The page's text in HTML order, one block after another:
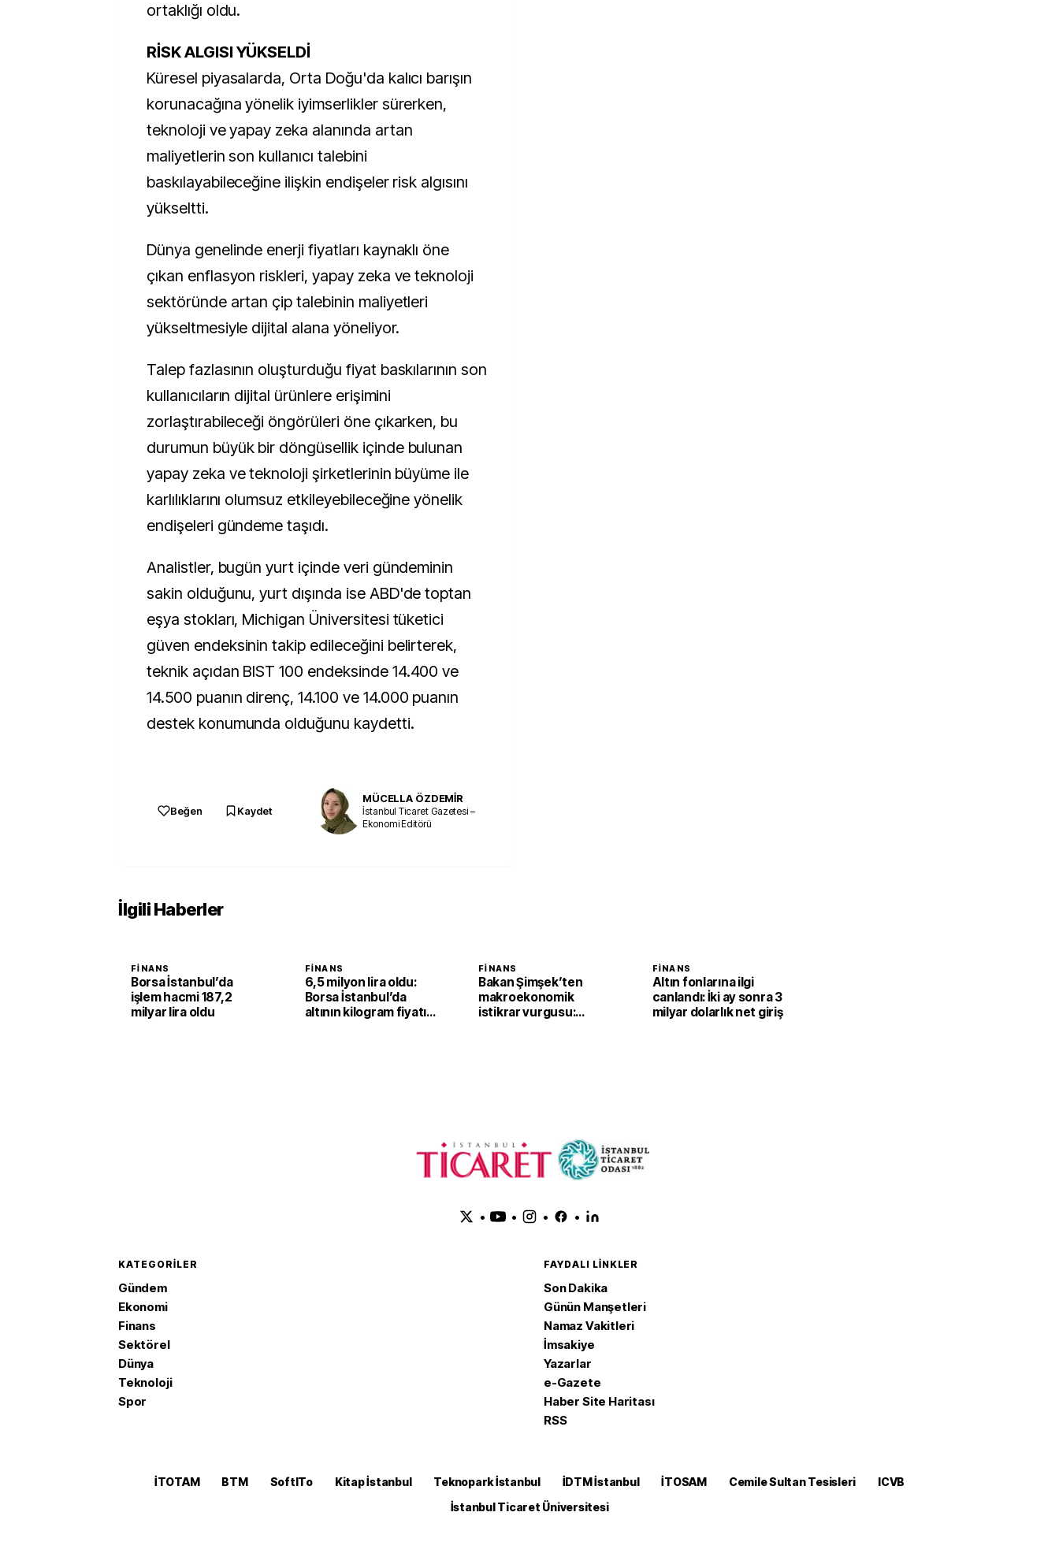
ortaklığı oldu.
RİSK ALGISI YÜKSELDİ
Küresel piyasalarda, Orta Doğu'da kalıcı barışın
korunacağına yönelik iyimserlikler sürerken,
teknoloji ve yapay zeka alanında artan
maliyetlerin son kullanıcı talebini
baskılayabileceğine ilişkin endişeler risk algısını
yükseltti.
Dünya genelinde enerji fiyatları kaynaklı öne
çıkan enflasyon riskleri, yapay zeka ve teknoloji
sektöründe artan çip talebinin maliyetleri
yükseltmesiyle dijital alana yöneliyor.
Talep fazlasının oluşturduğu fiyat baskılarının son
kullanıcıların dijital ürünlere erişimini
zorlaştırabileceği öngörüleri öne çıkarken, bu
durumun büyük bir döngüsellik içinde bulunan
yapay zeka ve teknoloji şirketlerinin büyüme ile
karlılıklarını olumsuz etkileyebileceğine yönelik
endişeleri gündeme taşıdı.
Analistler, bugün yurt içinde veri gündeminin
sakin olduğunu, yurt dışında ise ABD'de toptan
eşya stokları, Michigan Üniversitesi tüketici
güven endeksinin takip edileceğini belirterek,
teknik açıdan BIST 100 endeksinde 14.400 ve
14.500 puanın direnç, 14.100 ve 14.000 puanın
destek konumunda olduğunu kaydetti.
Beğen Kaydet
MÜCELLA ÖZDEMİR
İstanbul Ticaret Gazetesi –
Ekonomi Editörü
İlgili Haberler
FINANS
Borsa İstanbul’da
işlem hacmi 187,2
milyar lira oldu
FINANS
6,5 milyon lira oldu:
Borsa İstanbul’da
altının kilogram fiyatı
FINANS
Bakan Şimşek’ten
makroekonomik
istikrar vurgusu:
FINANS
Altın fonlarına ilgi
canlandı: İki ay sonra 3
milyar dolarlık net giriş
• • • •
KATEGORILER
Gündem
Ekonomi
Finans
Sektörel
Dünya
Teknoloji
Spor
FAYDALI LINKLER
Son Dakika
Günün Manşetleri
Namaz Vakitleri
İmsakiye
Yazarlar
e-Gazete
Haber Site Haritası
RSS
İTOTAM BTM SoftITo Kitap İstanbul Teknopark İstanbul İDTM İstanbul İTOSAM Cemile Sultan Tesisleri
ICVB
İstanbul Ticaret Üniversitesi